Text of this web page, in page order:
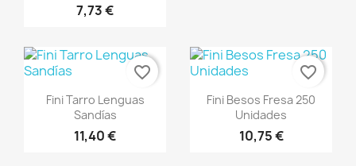
7,73 €
Vista rápida
Fini Tarro Lenguas
Sandías
11,40 €
favorite_border
Vista rápida
Fini Besos Fresa 250
Unidades
10,75 €
favorite_border